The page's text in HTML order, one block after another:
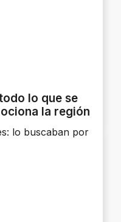
lo que se
la región